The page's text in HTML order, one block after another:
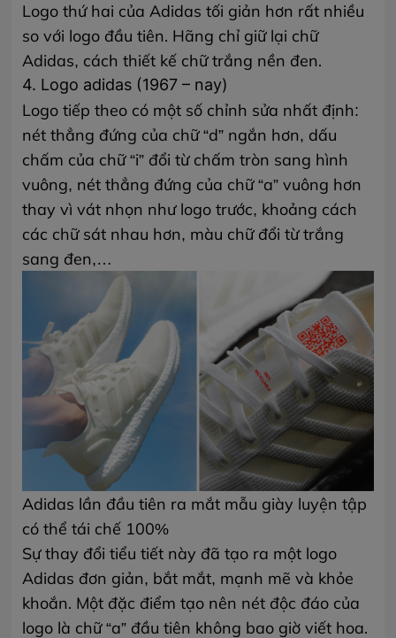
Logo thứ hai của Adidas tối giản hơn rất nhiều
so với logo đầu tiên. Hãng chỉ giữ lại chữ
Adidas, cách thiết kế chữ trắng nền đen.
4. Logo adidas (1967 – nay)
Logo tiếp theo có một số chỉnh sửa nhất định:
nét thẳng đứng của chữ “d” ngắn hơn, dấu
chấm của chữ “i” đổi từ chấm tròn sang hình
vuông, nét thẳng đứng của chữ “a” vuông hơn
thay vì vát nhọn như logo trước, khoảng cách
các chữ sát nhau hơn, màu chữ đổi từ trắng
sang đen,…
Adidas lần đầu tiên ra mắt mẫu giày luyện tập
có thể tái chế 100%
Sự thay đổi tiểu tiết này đã tạo ra một logo
Adidas đơn giản, bắt mắt, mạnh mẽ và khỏe
khoắn. Một đặc điểm tạo nên nét độc đáo của
logo là chữ “a” đầu tiên không bao giờ viết hoa.